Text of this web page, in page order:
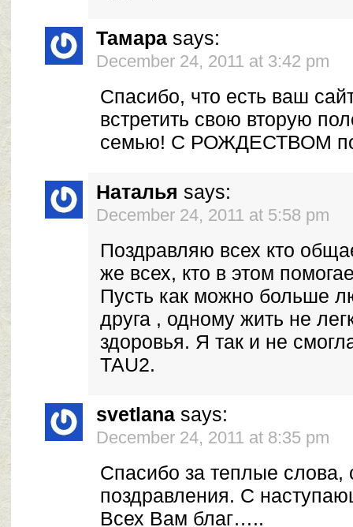
Тамара says:
December 24, 2011 at 3:42 pm
Спасибо, что есть ваш
встретить свою вторую
семью! С РОЖДЕСТВОМ
Наталья says:
December 24, 2011 at 5:58 pm
Поздравляю всех кто
же всех, кто в этом
Пусть как можно больше
друга , одному жить не
здоровья. Я так и не
ТАU2.
svetlana says:
December 24, 2011 at 8:35 pm
Спасибо за теплые слова,
поздравления. С
Всех Вам благ…..